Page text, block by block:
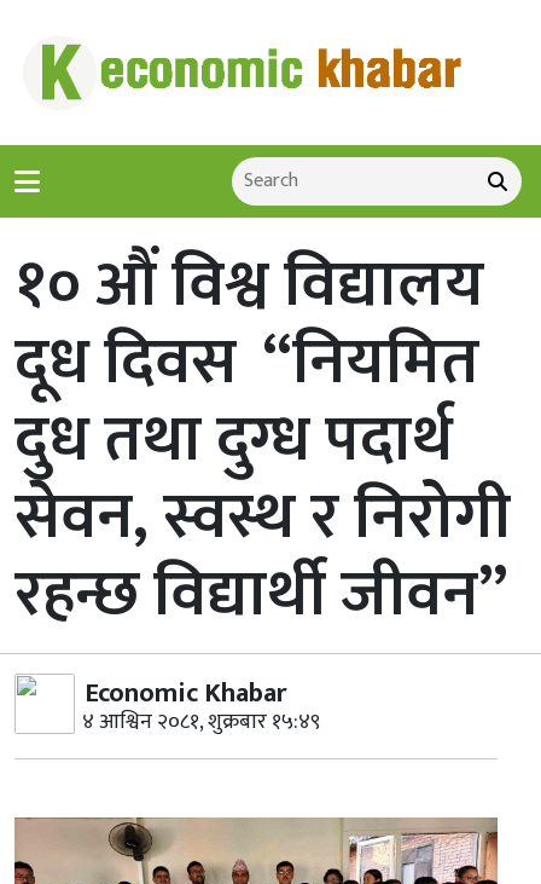
१० औं विश्व विद्यालय
दूध दिवस “नियमित
दुध तथा दुग्ध पदार्थ
सेवन, स्वस्थ र निरोगी
रहन्छ विद्यार्थी जीवन”
Economic Khabar
४ आश्विन २०८१, शुक्रबार १५:४९